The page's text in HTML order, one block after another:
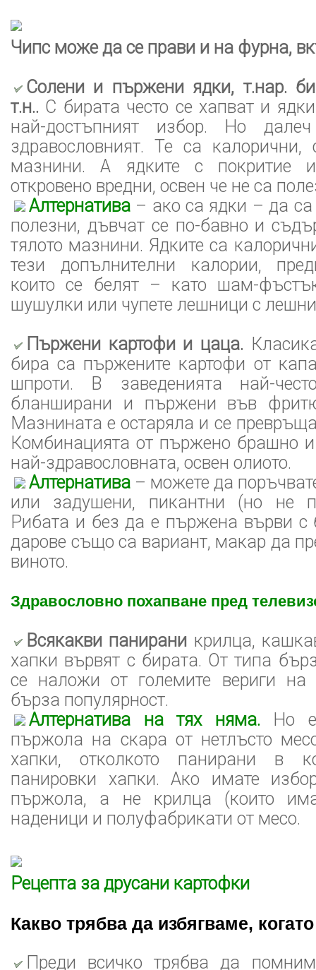
Чипс може да се прави и на фурна,
Солени и пържени ядки, т.нар.
т.н.. С бирата често се хапват и
най-достъпният избор. Но
здравословният. Те са
мазнини. А ядките с покритие
откровено вредни, освен че не са
Алтернатива – ако са ядки – да са
полезни, дъвчат се по-бавно и
тялото мазнини. Ядките са
тези допълнителни калории,
които се белят – като шам-
шушулки или чупете лешници с
Пържени картофи и цаца.
бира са пържените картофи от
шпроти. В заведенията най-
бланширани и пържени във
Мазнината е остаряла и се
Комбинацията от пържено брашно
най-здравословната, освен олиото.
Алтернатива – можете да
или задушени, пикантни (но не
Рибата и без да е пържена върви с
дарове също са вариант, макар да
виното.
Здравословно похапване пред
Всякакви панирани крилца,
хапки вървят с бирата. От типа
се наложи от големите вериги
бърза популярност.
Алтернатива на тях няма.
Но
пържола на скара от нетлъсто
хапки, отколкото панирани в
панировки хапки. Ако имате
пържола, а не крилца (които
наденици и полуфабрикати от месо.
Рецепта за друсани картофки
Какво трябва да избягваме,
Преди всичко трябва да